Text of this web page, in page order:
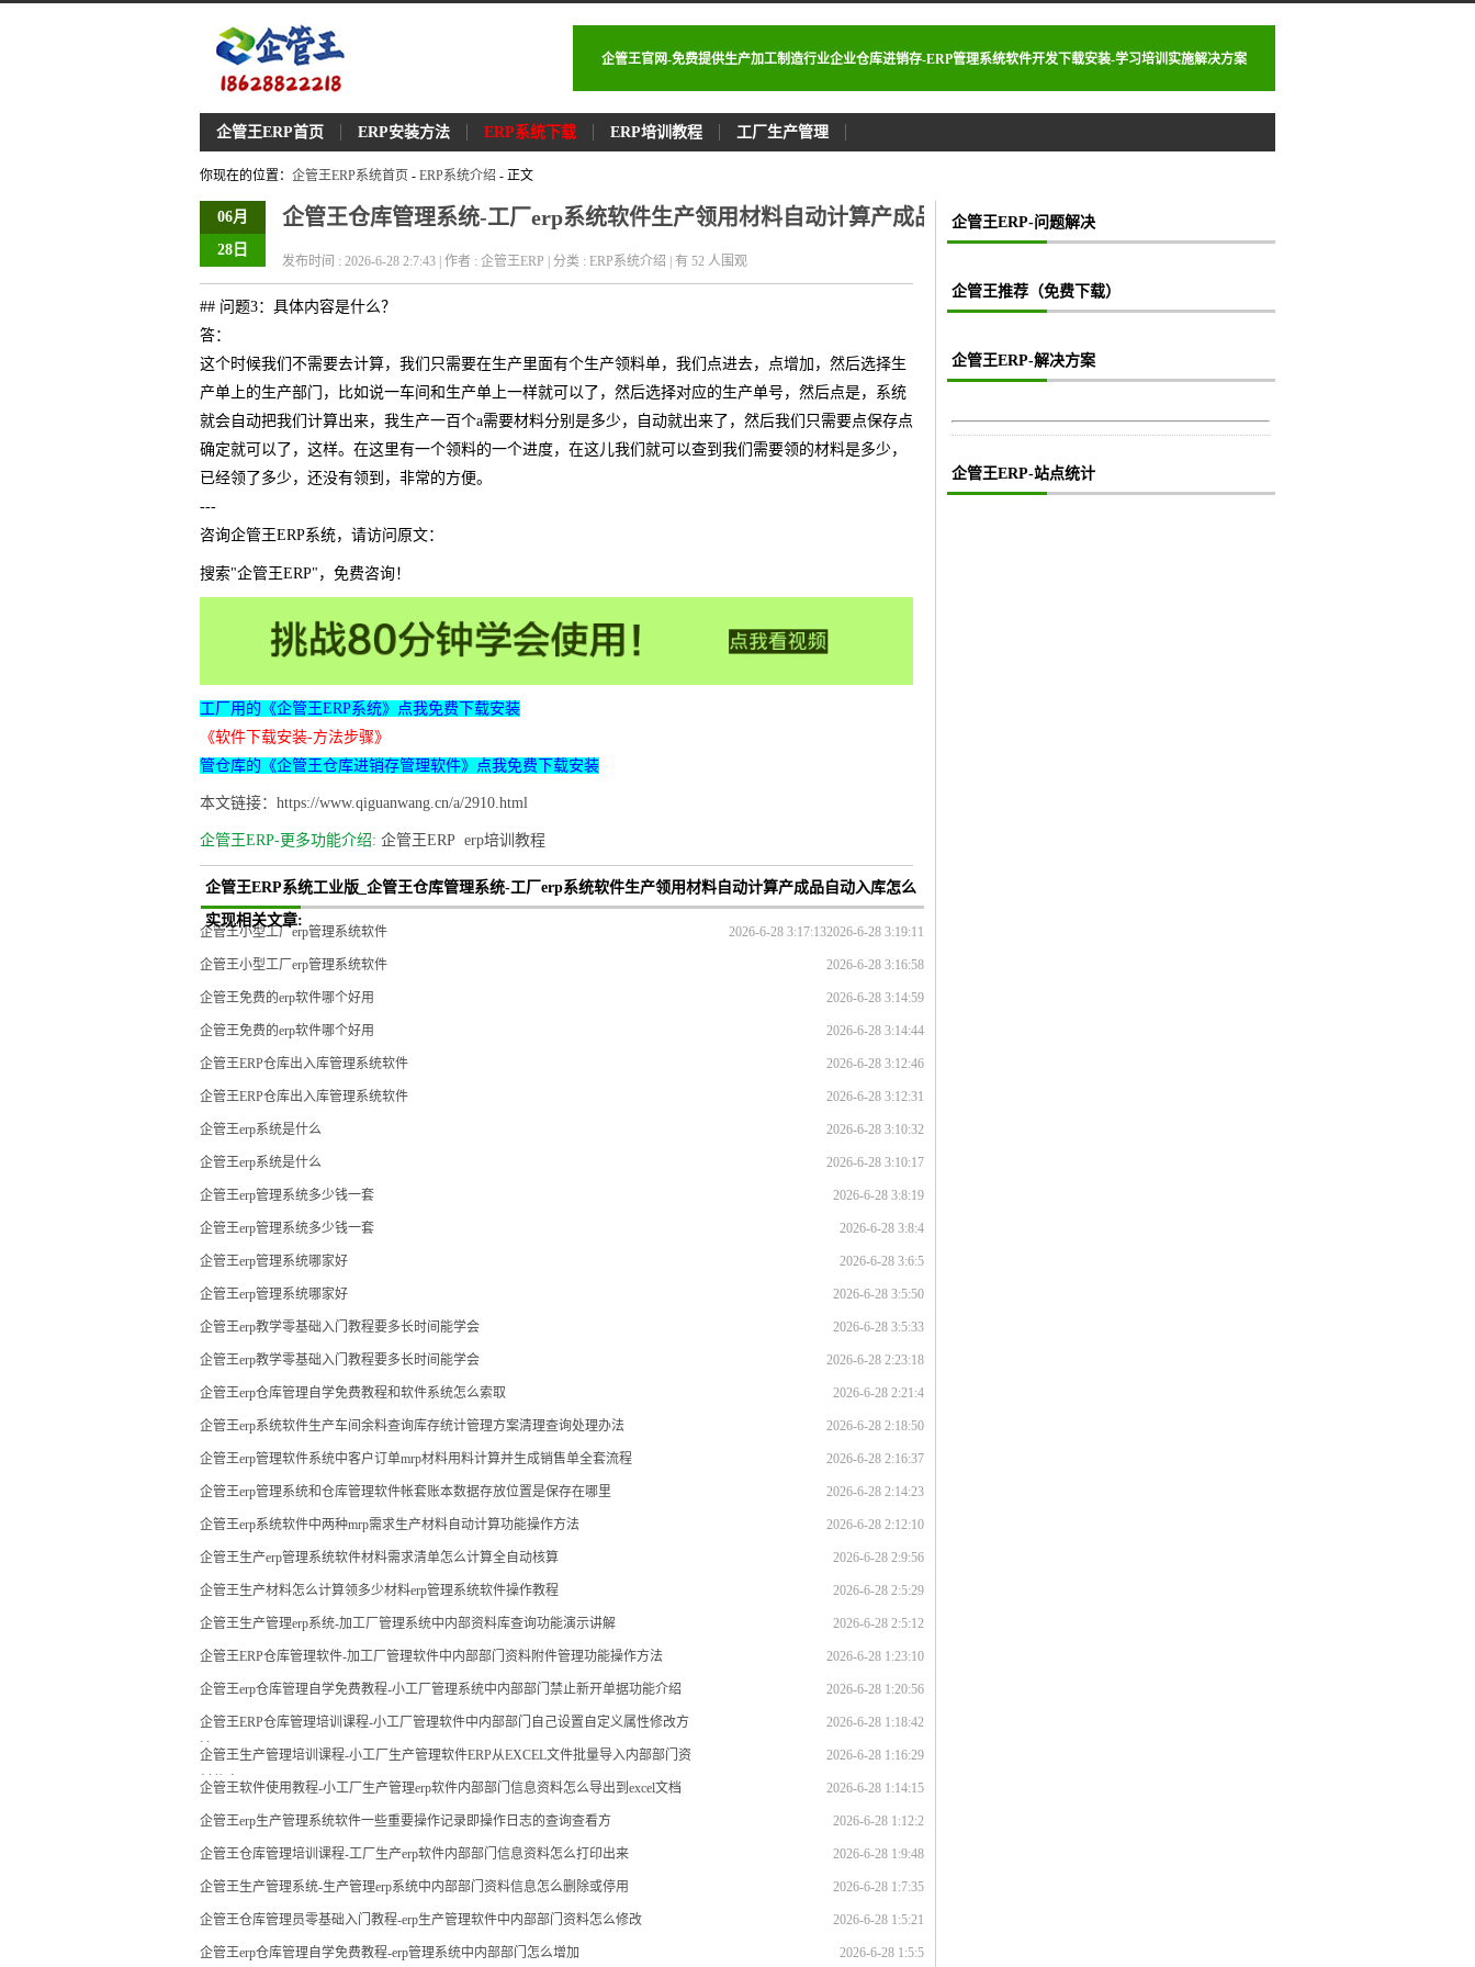
企管王官网-免费提供生产加工制造行业企业仓库进销存-ERP管理系统软件开发下载安装-学习培训实施解决方案
企管王ERP首页 ERP安装方法 ERP系统下载 ERP培训教程 工厂生产管理
你现在的位置： 企管王ERP系统首页 - ERP系统介绍 - 正文
06月
28日
企管王仓库管理系统-工厂erp系统软件生产领用材料自动计算产成品自动入库怎么实现
发布时间 : 2026-6-28 2:7:43 | 作者 : 企管王ERP | 分类 : ERP系统介绍 | 有 52 人围观
## 问题3：具体内容是什么？
答：
这个时候我们不需要去计算，我们只需要在生产里面有个生产领料单，我们点进去，点增加，然后选择生
产单上的生产部门，比如说一车间和生产单上一样就可以了，然后选择对应的生产单号，然后点是，系统
就会自动把我们计算出来，我生产一百个a需要材料分别是多少，自动就出来了，然后我们只需要点保存点
确定就可以了，这样。在这里有一个领料的一个进度，在这儿我们就可以查到我们需要领的材料是多少，
已经领了多少，还没有领到，非常的方便。
---
咨询企管王ERP系统，请访问原文：
搜索"企管王ERP"，免费咨询！
工厂用的《企管王ERP系统》点我免费下载安装
《软件下载安装-方法步骤》
管仓库的《企管王仓库进销存管理软件》点我免费下载安装
本文链接：https://www.qiguanwang.cn/a/2910.html
企管王ERP-更多功能介绍: 企管王ERP erp培训教程
企管王ERP系统工业版_企管王仓库管理系统-工厂erp系统软件生产领用材料自动计算产成品自动入库怎么
实现相关文章:
2026-6-28 3:19:11
企管王小型工厂erp管理系统软件 2026-6-28 3:17:13
企管王小型工厂erp管理系统软件 2026-6-28 3:16:58
企管王免费的erp软件哪个好用 2026-6-28 3:14:59
企管王免费的erp软件哪个好用 2026-6-28 3:14:44
企管王ERP仓库出入库管理系统软件 2026-6-28 3:12:46
企管王ERP仓库出入库管理系统软件 2026-6-28 3:12:31
企管王erp系统是什么 2026-6-28 3:10:32
企管王erp系统是什么 2026-6-28 3:10:17
企管王erp管理系统多少钱一套 2026-6-28 3:8:19
企管王erp管理系统多少钱一套 2026-6-28 3:8:4
企管王erp管理系统哪家好 2026-6-28 3:6:5
企管王erp管理系统哪家好 2026-6-28 3:5:50
企管王erp教学零基础入门教程要多长时间能学会 2026-6-28 3:5:33
企管王erp教学零基础入门教程要多长时间能学会 2026-6-28 2:23:18
企管王erp仓库管理自学免费教程和软件系统怎么索取 2026-6-28 2:21:4
企管王erp系统软件生产车间余料查询库存统计管理方案清理查询处理办法 2026-6-28 2:18:50
企管王erp管理软件系统中客户订单mrp材料用料计算并生成销售单全套流程 2026-6-28 2:16:37
企管王erp管理系统和仓库管理软件帐套账本数据存放位置是保存在哪里 2026-6-28 2:14:23
企管王erp系统软件中两种mrp需求生产材料自动计算功能操作方法 2026-6-28 2:12:10
企管王生产erp管理系统软件材料需求清单怎么计算全自动核算 2026-6-28 2:9:56
企管王生产材料怎么计算领多少材料erp管理系统软件操作教程 2026-6-28 2:5:29
企管王生产管理erp系统-加工厂管理系统中内部资料库查询功能演示讲解 2026-6-28 2:5:12
企管王ERP仓库管理软件-加工厂管理软件中内部部门资料附件管理功能操作方法 2026-6-28 1:23:10
企管王erp仓库管理自学免费教程-小工厂管理系统中内部部门禁止新开单据功能介绍 2026-6-28 1:20:56
企管王ERP仓库管理培训课程-小工厂管理软件中内部部门自己设置自定义属性修改方
法
2026-6-28 1:18:42
企管王生产管理培训课程-小工厂生产管理软件ERP从EXCEL文件批量导入内部部门资
料信息
2026-6-28 1:16:29
企管王软件使用教程-小工厂生产管理erp软件内部部门信息资料怎么导出到excel文档 2026-6-28 1:14:15
企管王erp生产管理系统软件一些重要操作记录即操作日志的查询查看方 2026-6-28 1:12:2
企管王仓库管理培训课程-工厂生产erp软件内部部门信息资料怎么打印出来 2026-6-28 1:9:48
企管王生产管理系统-生产管理erp系统中内部部门资料信息怎么删除或停用 2026-6-28 1:7:35
企管王仓库管理员零基础入门教程-erp生产管理软件中内部部门资料怎么修改 2026-6-28 1:5:21
企管王erp仓库管理自学免费教程-erp管理系统中内部部门怎么增加 2026-6-28 1:5:5
企管王ERP-问题解决
企管王推荐（免费下载）
企管王ERP-解决方案
企管王ERP-站点统计